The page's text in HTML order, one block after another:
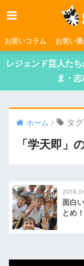
お笑いコラム お笑い
レジェンド芸人た
ま・志
ホーム タグ
「学天即」
面白
とめ